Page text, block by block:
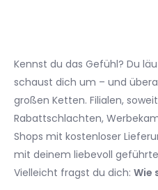
Kennst du das Gefühl? Du
schaust dich um – und
großen Ketten. Filialen,
Rabattschlachten,
Shops mit kostenloser
mit deinem liebevoll
Vielleicht fragst du dich: Wie